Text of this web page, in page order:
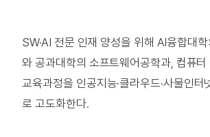
SW·AI 전문 인재 양성을 위해 AI융합대
와 공과대학의 소프트웨어공학과, 컴퓨
교육과정을 인공지능·클라우드·사물인
로 고도화한다.